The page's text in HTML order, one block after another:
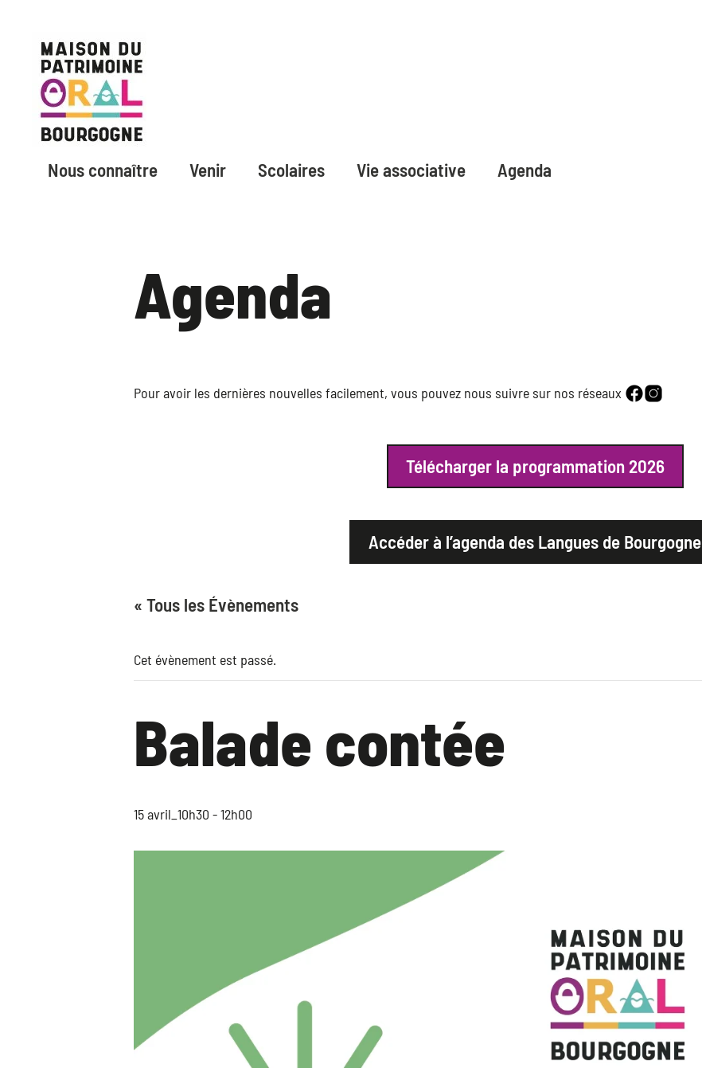
Nous connaître Venir Scolaires Vie associative Agenda
Agenda
Pour avoir les dernières nouvelles facilement, vous pouvez nous suivre sur nos réseaux
Télécharger la programmation 2026
Accéder à l’agenda des Langues de Bourgogne
« Tous les Évènements
Cet évènement est passé.
Balade contée
15 avril_10h30 -12h00